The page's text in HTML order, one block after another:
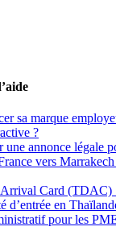
sa marque
?
une annonce légale
vers
Card (TDAC)
d’entrée en
pour les